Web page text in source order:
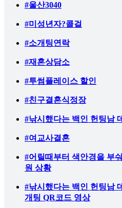
#울산3040
#미성년자?콜걸
#소개팅연락
#재혼상담소
#투썸플레이스 할인
#친구결혼식정장
#낚시했다는 백인 헌팅남
#여교사결혼
#어릴때부터 색안경을 부
원 상황
#낚시했다는 백인 헌팅남
개팅 QR코드 영상